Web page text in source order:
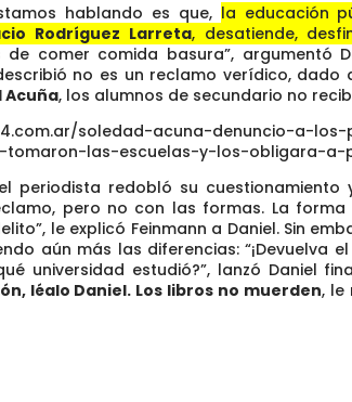
hablando es que, la educación
Rodríguez Larreta, desatiende,
de comer comida basura”, argumentó
no es un reclamo verídico, dado
Acuña, los alumnos de secundario no
soledad-acuna-denuncio-a-
tomaron-las-escuelas-y-los-obligara-
periodista redobló su cuestionamiento
pero no con las formas. La
le explicó Feinmann a Daniel. Sin
aún más las diferencias: “¡Devuelva
universidad estudió?”, lanzó Daniel
léalo Daniel. Los libros no muerden, le